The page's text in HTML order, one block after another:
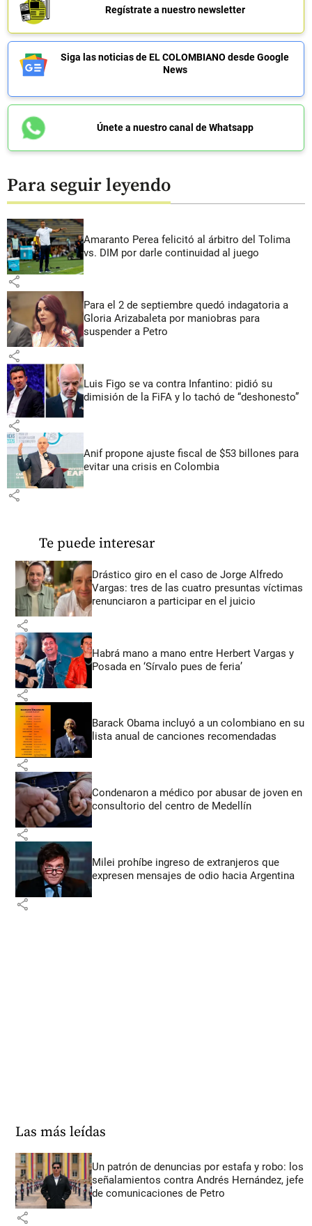
Regístrate a nuestro newsletter
Siga las noticias de EL COLOMBIANO desde Google
News
Únete a nuestro canal de Whatsapp
Para seguir leyendo
Amaranto Perea felicitó al árbitro del Tolima
vs. DIM por darle continuidad al juego
share
Para el 2 de septiembre quedó indagatoria a
Gloria Arizabaleta por maniobras para
suspender a Petro
share
Luis Figo se va contra Infantino: pidió su
dimisión de la FiFA y lo tachó de “deshonesto”
share
Anif propone ajuste fiscal de $53 billones para
evitar una crisis en Colombia
share
Te puede interesar
Drástico giro en el caso de Jorge Alfredo
Vargas: tres de las cuatro presuntas víctimas
renunciaron a participar en el juicio
share
Habrá mano a mano entre Herbert Vargas y
Posada en ‘Sírvalo pues de feria’
share
Barack Obama incluyó a un colombiano en su
lista anual de canciones recomendadas
share
Condenaron a médico por abusar de joven en
consultorio del centro de Medellín
share
Milei prohíbe ingreso de extranjeros que
expresen mensajes de odio hacia Argentina
share
Las más leídas
Un patrón de denuncias por estafa y robo: los
señalamientos contra Andrés Hernández, jefe
de comunicaciones de Petro
share